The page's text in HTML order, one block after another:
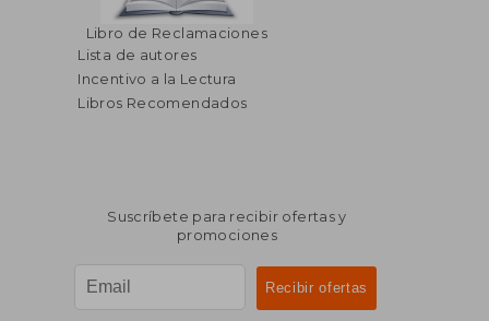
Libro de Reclamaciones
Lista de autores
Incentivo a la Lectura
Libros Recomendados
Suscríbete para recibir ofertas y
promociones